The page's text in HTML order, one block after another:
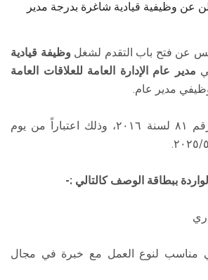
وظيفية قيادية شاغرة بدرجة مدير
عن فتح باب التقدم لشغل وظيفة قيادية
مدير عام الإدارة العامة للعلاقات العامة
مدير عام.
وذلك طبقاً للقانون رقم ۸۱ لسنة ٢٠١٦، وذلك اعتباراً من يوم
ببطاقة الوصف كالتالي :-
مناسب لنوع العمل مع خبرة في مجال